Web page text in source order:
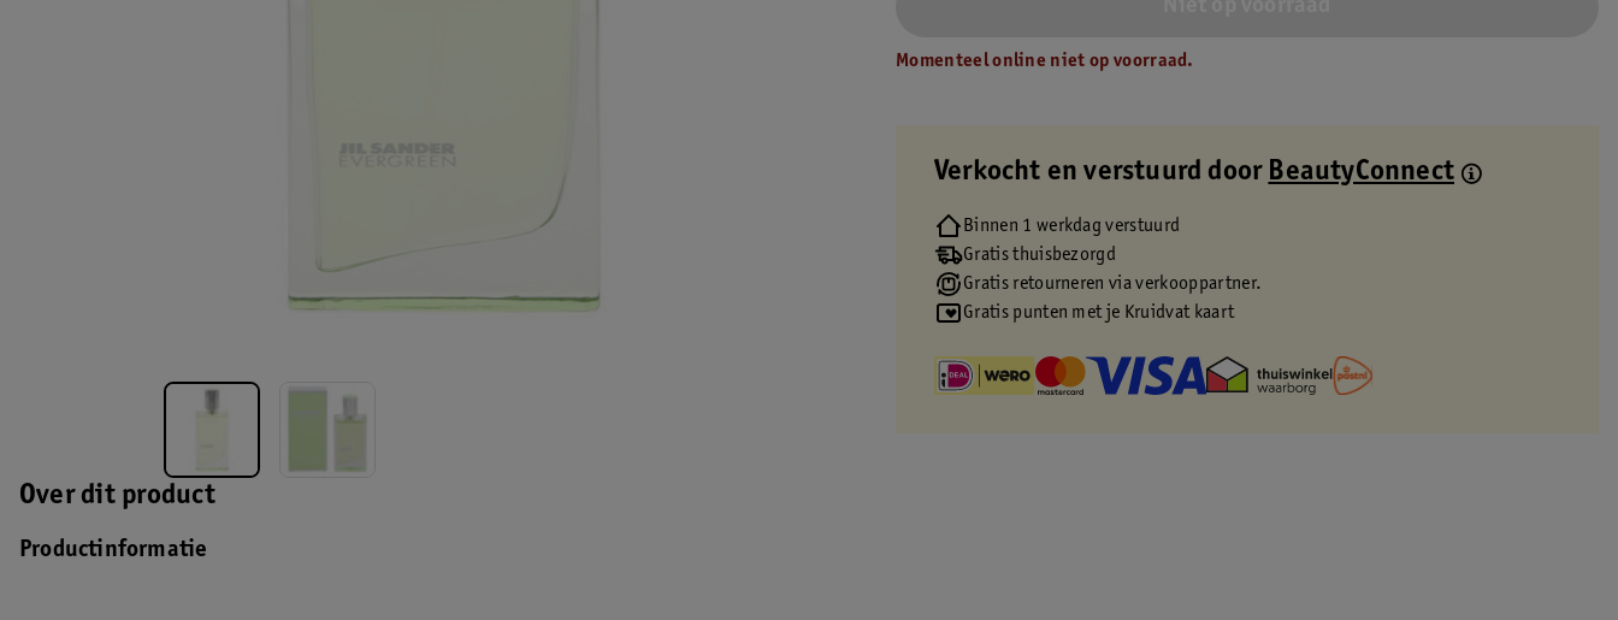
Over dit product
Productinformatie
Momenteel online niet op voorraad.
Verkocht en verstuurd door BeautyConnect
Binnen 1 werkdag verstuurd
Gratis thuisbezorgd
Gratis retourneren via verkooppartner.
Gratis punten met je Kruidvat kaart